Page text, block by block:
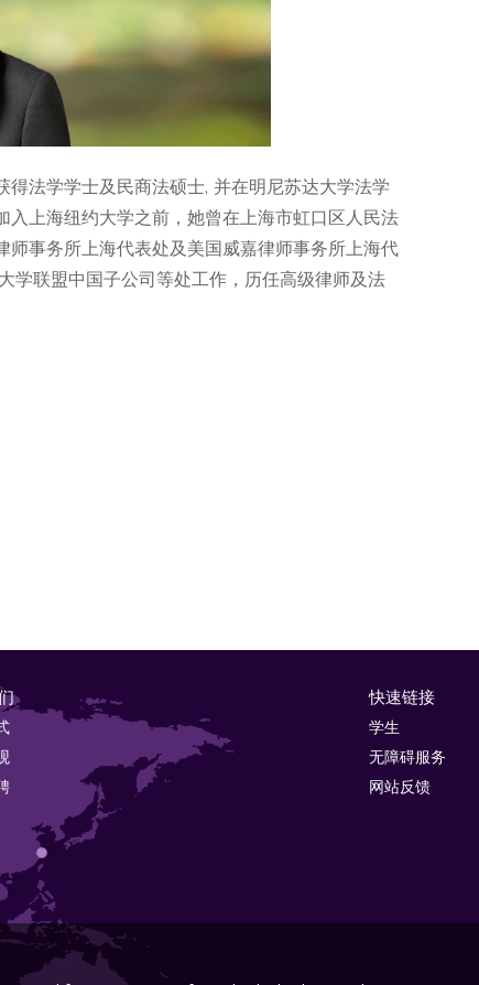
法学学士及民商法硕士, 并在明尼苏达大学法学
上海纽约大学之前，她曾在上海市虹口区人民法
事务所上海代表处及美国威嘉律师事务所上海代
学联盟中国子公司等处工作，历任高级律师及法
快速链接
学生
无障碍服务
网站反馈